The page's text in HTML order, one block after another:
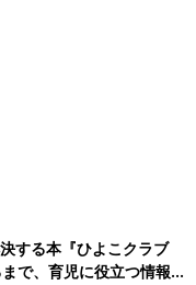
する本『ひよこクラブ
で、育児に役立つ情報が